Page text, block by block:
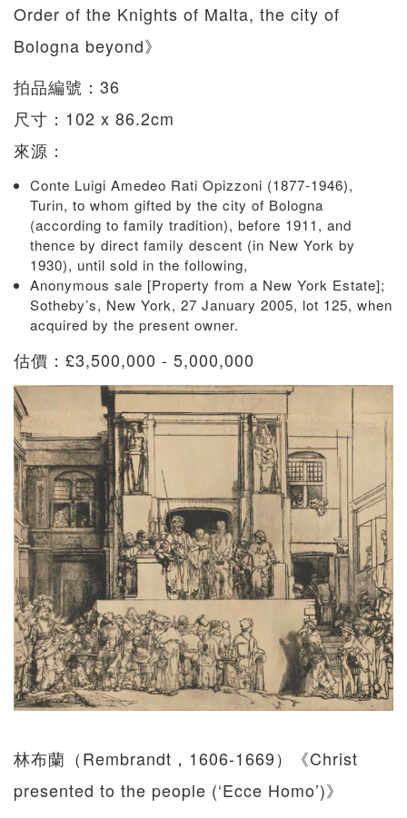
Order of the Knights of Malta, the city of
Bologna beyond》
拍品編號：36
尺寸：102 x 86.2cm
來源：
Conte Luigi Amedeo Rati Opizzoni (1877-1946),
Turin, to whom gifted by the city of Bologna
(according to family tradition), before 1911, and
thence by direct family descent (in New York by
1930), until sold in the following,
Anonymous sale [Property from a New York Estate];
Sotheby’s, New York, 27 January 2005, lot 125, when
acquired by the present owner.
估價：£3,500,000 - 5,000,000
林布蘭（Rembrandt，1606-1669）《Christ
presented to the people (‘Ecce Homo’)》